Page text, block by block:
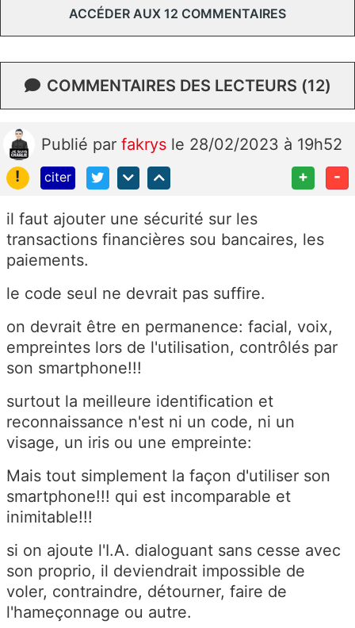
ACCÉDER AUX 12 COMMENTAIRES
COMMENTAIRES DES LECTEURS (12)
Publié par fakrys le 28/02/2023 à 19h52
!
citer + -
il faut ajouter une sécurité sur les
transactions financières sou bancaires, les
paiements.
le code seul ne devrait pas suffire.
on devrait être en permanence: facial, voix,
empreintes lors de l'utilisation, contrôlés par
son smartphone!!!
surtout la meilleure identification et
reconnaissance n'est ni un code, ni un
visage, un iris ou une empreinte:
Mais tout simplement la façon d'utiliser son
smartphone!!! qui est incomparable et
inimitable!!!
si on ajoute l'I.A. dialoguant sans cesse avec
son proprio, il deviendrait impossible de
voler, contraindre, détourner, faire de
l'hameçonnage ou autre.